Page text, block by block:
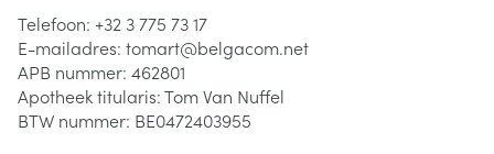
Telefoon: +32 3 775 73 17
E-mailadres: tomart@belgacom.net
APB nummer: 462801
Apotheek titularis:Tom Van Nuffel
BTW nummer: BE0472403955